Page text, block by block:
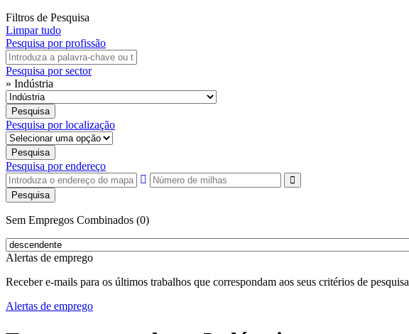
Filtros de Pesquisa
Limpar tudo
Pesquisa por profissão
Pesquisa por sector
» Indústria
Pesquisa por localização
Pesquisa por endereço
Pesquisa
Sem Empregos Combinados (0)
Alertas de emprego
Receber e-mails para os últimos trabalhos que correspondam aos seus critérios de pesquisa
Alertas de emprego